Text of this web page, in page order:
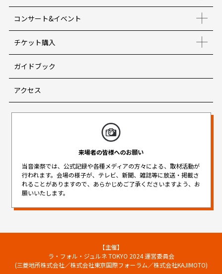
コンサート&イベント
チケット購入
ガイドブック
アクセス
来場者の皆様へのお願い
当音楽祭では、公式記録や各種メディアの方々による、取材活動が
行われます。 会場の様子が、テレビ、新聞、雑誌等に放送・掲載さ
れることがありますので、 あらかじめご了承くださいますよう、お
願いいたします。
【主催】
ラ・フォル・ジュルネ TOKYO 2024 運営委員会
(三菱地所株式会社／株式会社東京国際フォーラム／株式会社KAJIMOTO)